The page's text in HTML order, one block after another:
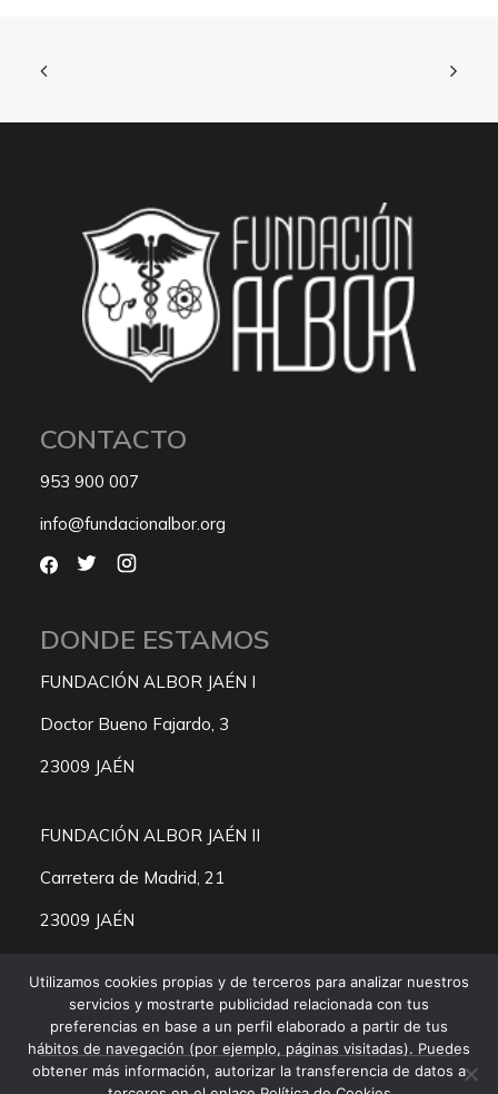
CONTACTO
953 900 007
info@fundacionalbor.org
DONDE ESTAMOS
FUNDACIÓN ALBOR JAÉN I
Doctor Bueno Fajardo, 3
23009 JAÉN
FUNDACIÓN ALBOR JAÉN II
Carretera de Madrid, 21
23009 JAÉN
Utilizamos cookies propias y de terceros para analizar nuestros
servicios y mostrarte publicidad relacionada con tus
preferencias en base a un perfil elaborado a partir de tus
hábitos de navegación (por ejemplo, páginas visitadas). Puedes
obtener más información, autorizar la transferencia de datos a